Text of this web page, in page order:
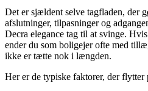
Det er sjældent selve tagfladen, der
afslutninger, tilpasninger og
Decra elegance tag til at svinge.
ender du som boligejer ofte med
ikke er tætte nok i længden.
Her er de typiske faktorer, der flytter